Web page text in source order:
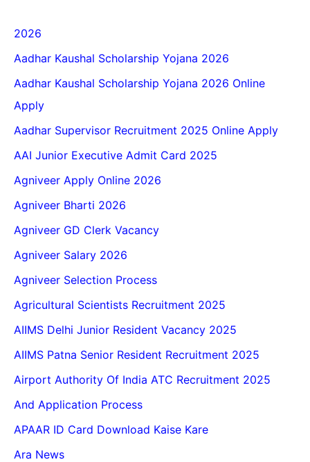
2026
Aadhar Kaushal Scholarship Yojana 2026
Aadhar Kaushal Scholarship Yojana 2026 Online
Apply
Aadhar Supervisor Recruitment 2025 Online Apply
AAI Junior Executive Admit Card 2025
Agniveer Apply Online 2026
Agniveer Bharti 2026
Agniveer GD Clerk Vacancy
Agniveer Salary 2026
Agniveer Selection Process
Agricultural Scientists Recruitment 2025
AIIMS Delhi Junior Resident Vacancy 2025
AIIMS Patna Senior Resident Recruitment 2025
Airport Authority Of India ATC Recruitment 2025
And Application Process
APAAR ID Card Download Kaise Kare
Ara News